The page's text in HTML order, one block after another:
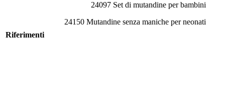
Riferimenti
24097 Set di mutandine per bambini
24150 Mutandine senza maniche per neonati